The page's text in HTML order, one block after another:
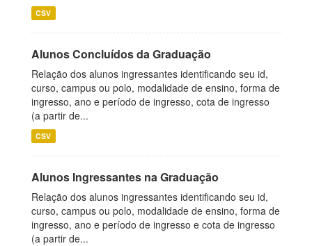
CSV
Alunos Concluídos da Graduação
Relação dos alunos ingressantes identificando seu id,
curso, campus ou polo, modalidade de ensino, forma de
ingresso, ano e período de ingresso, cota de ingresso
(a partir de...
CSV
Alunos Ingressantes na Graduação
Relação dos alunos ingressantes identificando seu id,
curso, campus ou polo, modalidade de ensino, forma de
ingresso, ano e período de ingresso e cota de ingresso
(a partir de...